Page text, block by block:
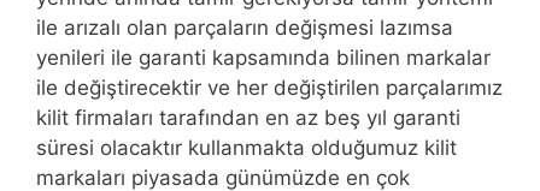
ile arızalı olan parçaların değişmesi lazımsa
yenileri ile garanti kapsamında bilinen markalar
ile değiştirecektir ve her değiştirilen parçalarımız
kilit firmaları tarafından en az beş yıl garanti
süresi olacaktır kullanmakta olduğumuz kilit
markaları piyasada günümüzde en çok